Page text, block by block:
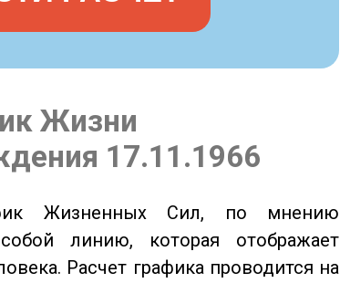
Жизни
17.11.1966
Жизненных Сил, по мнению
линию, которая отображает
Расчет графика проводится на